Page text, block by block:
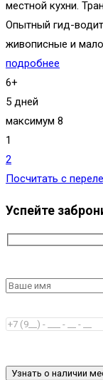
местной кухни.
Опытный гид-
живописные и
подробнее
6+
5 дней
максимум 8
1
2
Посчитать с
Успейте
Узнать о наличии